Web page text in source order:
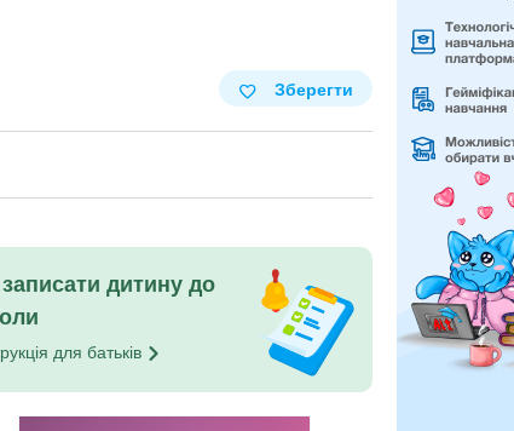
Зберегти
дитину до
для батьків